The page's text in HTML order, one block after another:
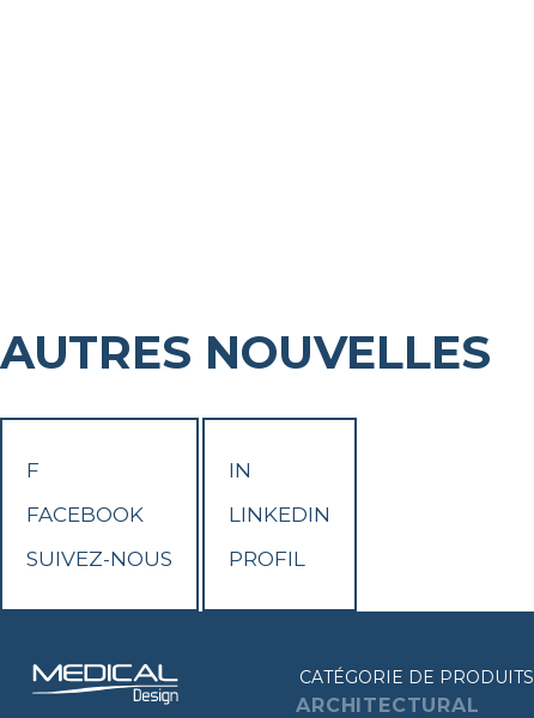
AUTRES NOUVELLES
F
FACEBOOK
SUIVEZ-NOUS
IN
LINKEDIN
PROFIL
CATÉGORIE DE PRODUITS
ARCHITECTURAL